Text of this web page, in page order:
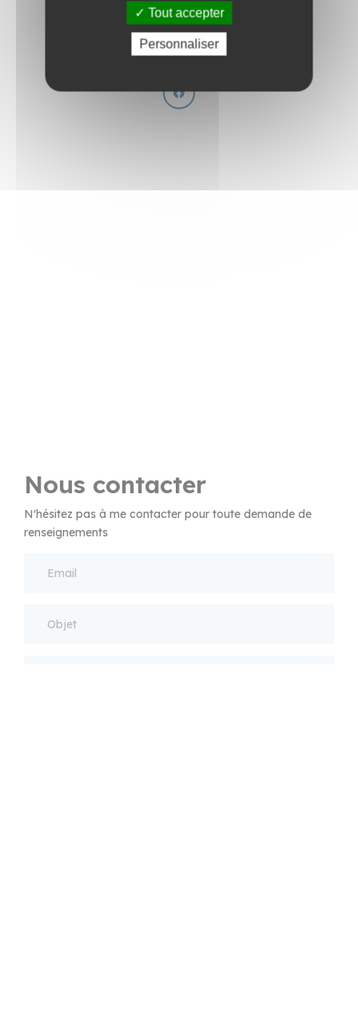
Retourner sur la page d'accueil
Retournez sur la page précédente
Nous contacter
N'hésitez pas à me contacter pour toute demande de
renseignements
Tout accepter
Personnaliser